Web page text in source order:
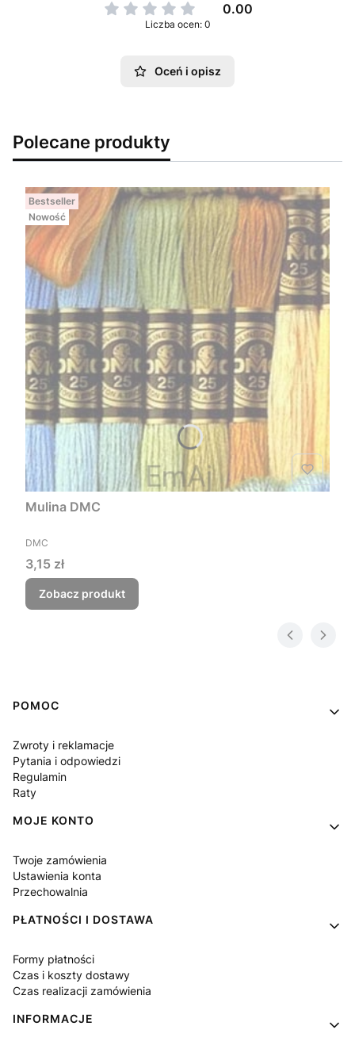
0.00
Liczba ocen: 0
Oceń i opisz
Polecane produkty
Bestseller
Nowość
Mulina DMC
PRODUCENT
DMC
Cena
3,15 zł
Zobacz produkt
Linki w stopce
POMOC
Zwroty i reklamacje
Pytania i odpowiedzi
Regulamin
Raty
MOJE KONTO
Twoje zamówienia
Ustawienia konta
Przechowalnia
PŁATNOŚCI I DOSTAWA
Formy płatności
Czas i koszty dostawy
Czas realizacji zamówienia
INFORMACJE